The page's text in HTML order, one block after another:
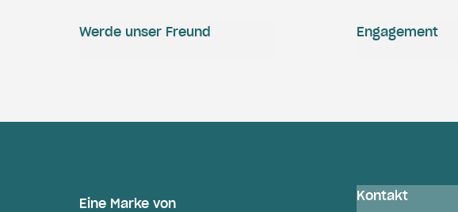
Engagement
Werde unser Freund
Eine Marke von Kontakt